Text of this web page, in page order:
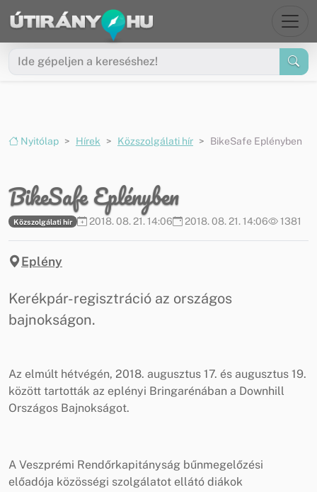
Ugrás a menüre
Ugrás a tartalomra
Nyitólap Hírek Közszolgálati hír BikeSafe Eplényben
BikeSafe Eplényben
Közszolgálati hír 2018. 08. 21. 14:06 2018. 08. 21. 14:06 1381
Eplény
Kerékpár-regisztráció az országos
bajnokságon.
Az elmúlt hétvégén, 2018. augusztus 17. és augusztus 19.
között tartották az eplényi Bringarénában a Downhill
Országos Bajnokságot.
A Veszprémi Rendőrkapitányság bűnmegelőzési
előadója közösségi szolgálatot ellátó diákok